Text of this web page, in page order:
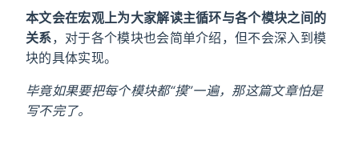
本文会在宏观上为大家解读主循环与各个模块之间的
关系，对于各个模块也会简单介绍，但不会深入到模
块的具体实现。
毕竟如果要把每个模块都“摸”一遍，那这篇文章怕是
写不完了。